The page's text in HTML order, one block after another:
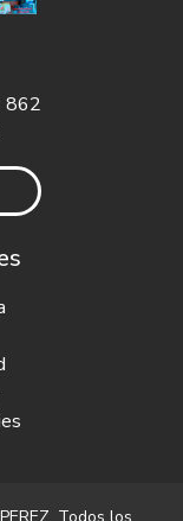
862